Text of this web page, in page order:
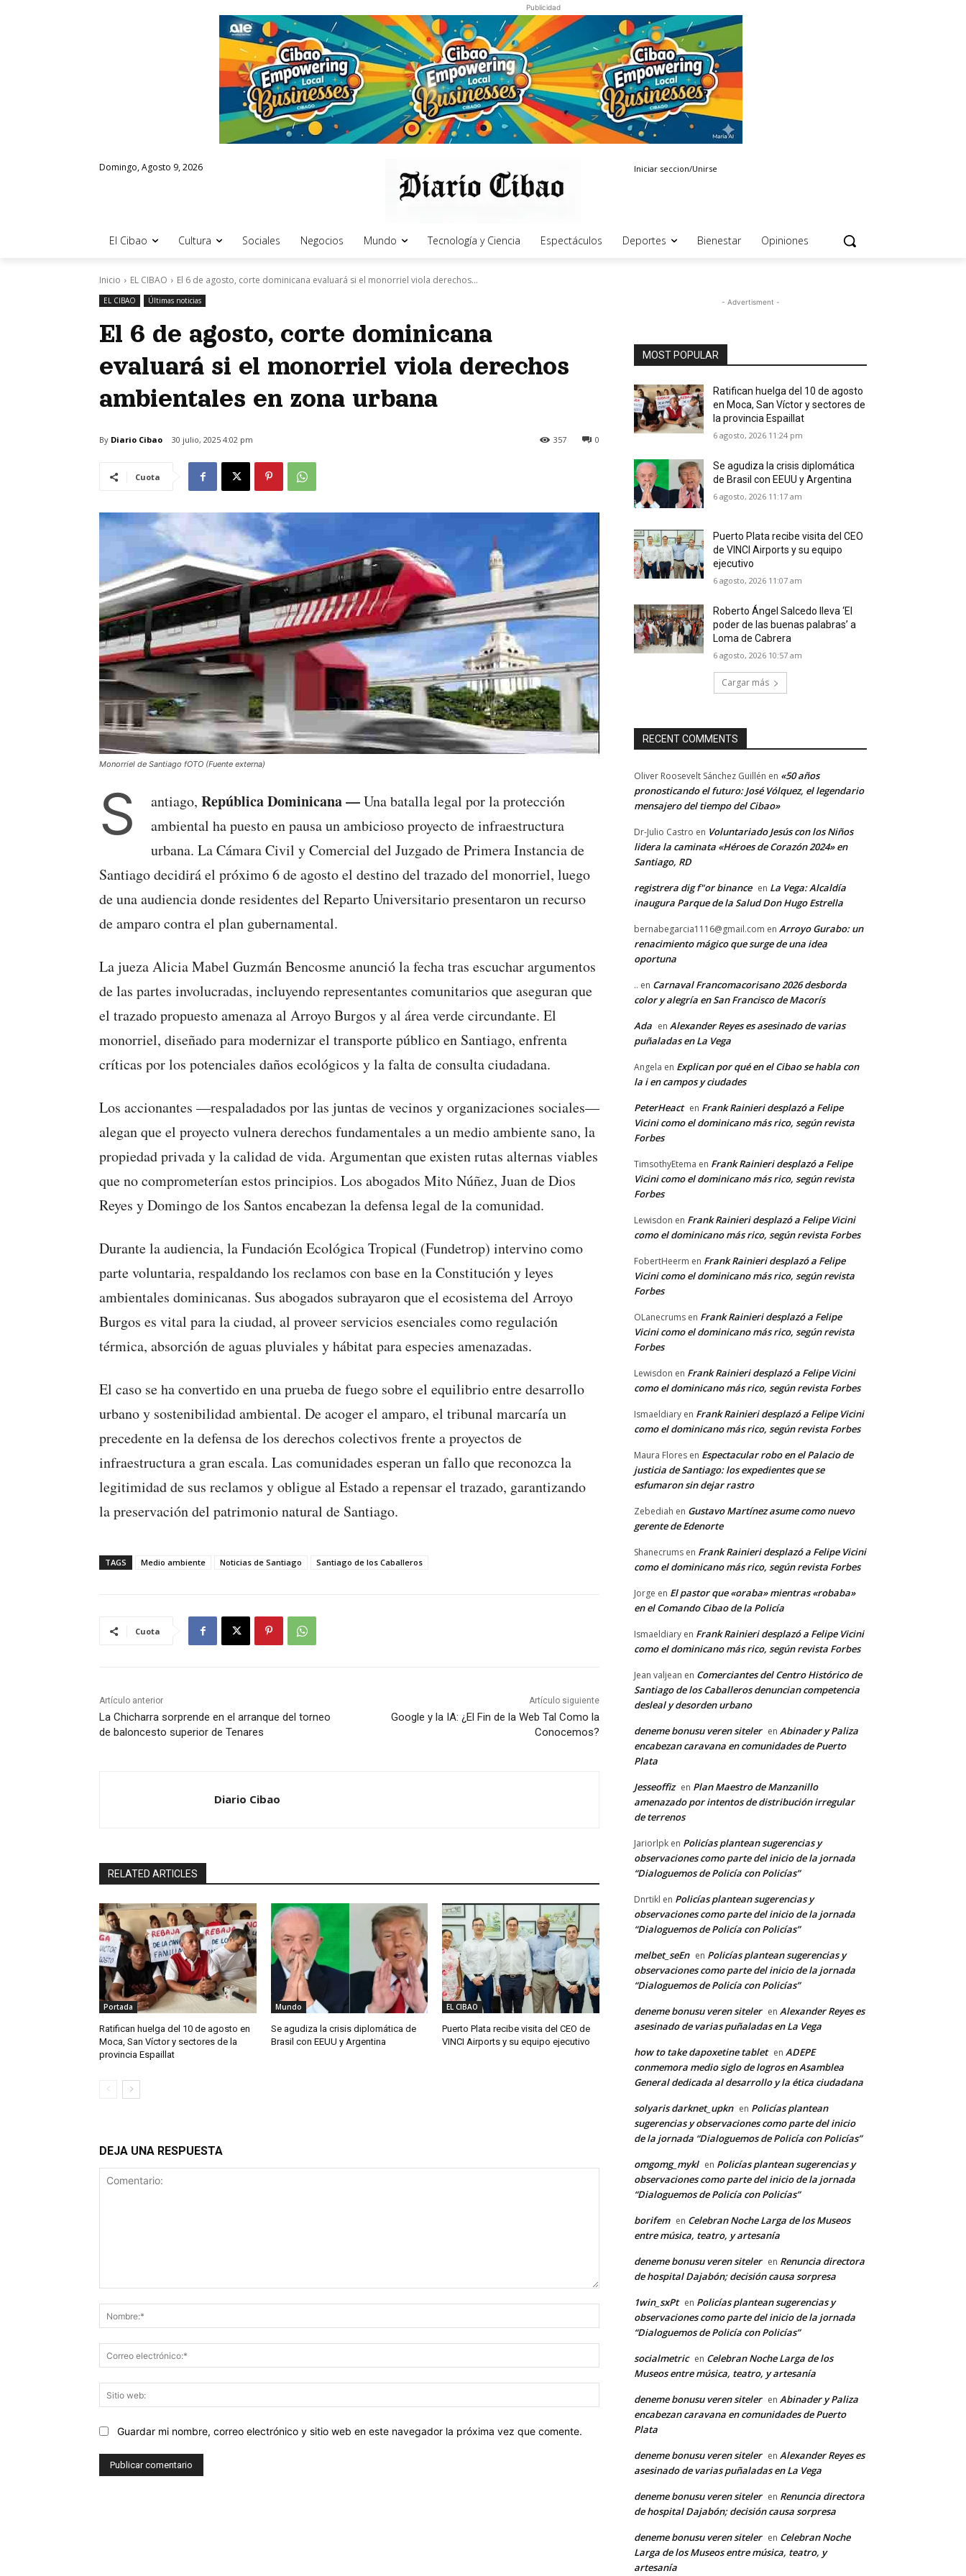
Publicidad
Domingo, Agosto 9, 2026 Iniciar seccion/Unirse
El Cibao Cultura Sociales Negocios Mundo Tecnología y Ciencia Espectáculos Deportes Bienestar Opiniones
Inicio EL CIBAO El 6 de agosto, corte dominicana evaluará si el monorriel viola derechos...
EL CIBAO Últimas noticias
El 6 de agosto, corte dominicana
evaluará si el monorriel viola derechos
ambientales en zona urbana
By Diario Cibao 30 julio, 2025 4:02 pm 0
357
Cuota
Monorriel de Santiago fOTO (Fuente externa)
S antiago, República Dominicana —Una batalla legal por la protección
ambiental ha puesto en pausa un ambicioso proyecto de infraestructura
urbana. La Cámara Civil y Comercial del Juzgado de Primera Instancia de
Santiago decidirá el próximo 6 de agosto el destino del trazado del monorriel, luego
de una audiencia donde residentes del Reparto Universitario presentaron un recurso
de amparo contra el plan gubernamental.
La jueza Alicia Mabel Guzmán Bencosme anunció la fecha tras escuchar argumentos
de las partes involucradas, incluyendo representantes comunitarios que aseguran que
el trazado propuesto amenaza al Arroyo Burgos y al área verde circundante. El
monorriel, diseñado para modernizar el transporte público en Santiago, enfrenta
críticas por los potenciales daños ecológicos y la falta de consulta ciudadana.
Los accionantes —respaladados por las juntas de vecinos y organizaciones sociales—
alegan que el proyecto vulnera derechos fundamentales a un medio ambiente sano, la
propiedad privada y la calidad de vida. Argumentan que existen rutas alternas viables
que no comprometerían estos principios. Los abogados Mito Núñez, Juan de Dios
Reyes y Domingo de los Santos encabezan la defensa legal de la comunidad.
Durante la audiencia, la Fundación Ecológica Tropical (Fundetrop) intervino como
parte voluntaria, respaldando los reclamos con base en la Constitución y leyes
ambientales dominicanas. Sus abogados subrayaron que el ecosistema del Arroyo
Burgos es vital para la ciudad, al proveer servicios esenciales como regulación
térmica, absorción de aguas pluviales y hábitat para especies amenazadas.
El caso se ha convertido en una prueba de fuego sobre el equilibrio entre desarrollo
urbano y sostenibilidad ambiental. De acoger el amparo, el tribunal marcaría un
precedente en la defensa de los derechos colectivos frente a proyectos de
infraestructura a gran escala. Las comunidades esperan un fallo que reconozca la
legitimidad de sus reclamos y obligue al Estado a repensar el trazado, garantizando
la preservación del patrimonio natural de Santiago.
TAGS Medio ambiente Noticias de Santiago Santiago de los Caballeros
Cuota
Artículo anterior
La Chicharra sorprende en el arranque del torneo
de baloncesto superior de Tenares
Artículo siguiente
Google y la IA: ¿El Fin de la Web Tal Como la
Conocemos?
Diario Cibao
RELATED ARTICLES
Portada
Ratifican huelga del 10 de agosto en
Moca, San Víctor y sectores de la
provincia Espaillat
Mundo
Se agudiza la crisis diplomática de
Brasil con EEUU y Argentina
EL CIBAO
Puerto Plata recibe visita del CEO de
VINCI Airports y su equipo ejecutivo
DEJA UNA RESPUESTA
electrónico:*
web:
Guardar mi nombre, correo electrónico y sitio web en este navegador la próxima vez que comente.
- Advertisment -
MOST POPULAR
Ratifican huelga del 10 de agosto
en Moca, San Víctor y sectores de
la provincia Espaillat
6 agosto, 2026 11:24 pm
Se agudiza la crisis diplomática
de Brasil con EEUU y Argentina
6 agosto, 2026 11:17 am
Puerto Plata recibe visita del CEO
de VINCI Airports y su equipo
ejecutivo
6 agosto, 2026 11:07 am
Roberto Ángel Salcedo lleva ‘El
poder de las buenas palabras’ a
Loma de Cabrera
6 agosto, 2026 10:57 am
Cargar más
RECENT COMMENTS
Oliver Roosevelt Sánchez Guillén en «50 años
pronosticando el futuro: José Vólquez, el legendario
mensajero del tiempo del Cibao»
Dr-Julio Castro en Voluntariado Jesús con los Niños
lidera la caminata «Héroes de Corazón 2024» en
Santiago, RD
registrera dig f"or binance en La Vega: Alcaldía
inaugura Parque de la Salud Don Hugo Estrella
bernabegarcia1116@gmail.com en Arroyo Gurabo: un
renacimiento mágico que surge de una idea
oportuna
.. en Carnaval Francomacorisano 2026 desborda
color y alegría en San Francisco de Macorís
Ada en Alexander Reyes es asesinado de varias
puñaladas en La Vega
Angela en Explican por qué en el Cibao se habla con
la i en campos y ciudades
PeterHeact en Frank Rainieri desplazó a Felipe
Vicini como el dominicano más rico, según revista
Forbes
TimsothyEtema en Frank Rainieri desplazó a Felipe
Vicini como el dominicano más rico, según revista
Forbes
Lewisdon en Frank Rainieri desplazó a Felipe Vicini
como el dominicano más rico, según revista Forbes
FobertHeerm en Frank Rainieri desplazó a Felipe
Vicini como el dominicano más rico, según revista
Forbes
OLanecrums en Frank Rainieri desplazó a Felipe
Vicini como el dominicano más rico, según revista
Forbes
Lewisdon en Frank Rainieri desplazó a Felipe Vicini
como el dominicano más rico, según revista Forbes
Ismaeldiary en Frank Rainieri desplazó a Felipe Vicini
como el dominicano más rico, según revista Forbes
Maura Flores en Espectacular robo en el Palacio de
justicia de Santiago: los expedientes que se
esfumaron sin dejar rastro
Zebediah en Gustavo Martínez asume como nuevo
gerente de Edenorte
Shanecrums en Frank Rainieri desplazó a Felipe Vicini
como el dominicano más rico, según revista Forbes
Jorge en El pastor que «oraba» mientras «robaba»
en el Comando Cibao de la Policía
Ismaeldiary en Frank Rainieri desplazó a Felipe Vicini
como el dominicano más rico, según revista Forbes
Jean valjean en Comerciantes del Centro Histórico de
Santiago de los Caballeros denuncian competencia
desleal y desorden urbano
deneme bonusu veren siteler en Abinader y Paliza
encabezan caravana en comunidades de Puerto
Plata
Jesseoffiz en Plan Maestro de Manzanillo
amenazado por intentos de distribución irregular
de terrenos
Jariorlpk en Policías plantean sugerencias y
observaciones como parte del inicio de la jornada
“Dialoguemos de Policía con Policías”
Dnrtikl en Policías plantean sugerencias y
observaciones como parte del inicio de la jornada
“Dialoguemos de Policía con Policías”
melbet_seEn en Policías plantean sugerencias y
observaciones como parte del inicio de la jornada
“Dialoguemos de Policía con Policías”
deneme bonusu veren siteler en Alexander Reyes es
asesinado de varias puñaladas en La Vega
how to take dapoxetine tablet en ADEPE
conmemora medio siglo de logros en Asamblea
General dedicada al desarrollo y la ética ciudadana
solyaris darknet_upkn en Policías plantean
sugerencias y observaciones como parte del inicio
de la jornada “Dialoguemos de Policía con Policías”
omgomg_mykl en Policías plantean sugerencias y
observaciones como parte del inicio de la jornada
“Dialoguemos de Policía con Policías”
borifem en Celebran Noche Larga de los Museos
entre música, teatro, y artesanía
deneme bonusu veren siteler en Renuncia directora
de hospital Dajabón; decisión causa sorpresa
1win_sxPt en Policías plantean sugerencias y
observaciones como parte del inicio de la jornada
“Dialoguemos de Policía con Policías”
socialmetric en Celebran Noche Larga de los
Museos entre música, teatro, y artesanía
deneme bonusu veren siteler en Abinader y Paliza
encabezan caravana en comunidades de Puerto
Plata
deneme bonusu veren siteler en Alexander Reyes es
asesinado de varias puñaladas en La Vega
deneme bonusu veren siteler en Renuncia directora
de hospital Dajabón; decisión causa sorpresa
deneme bonusu veren siteler en Celebran Noche
Larga de los Museos entre música, teatro, y
artesanía